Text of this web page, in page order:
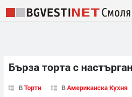
Бърза торта с
ВТорти ВАмериканска Кухня